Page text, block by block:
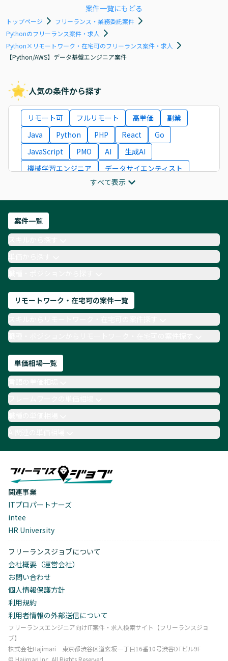
案件一覧にもどる
トップページ
フリーランス・業務委託案件
Pythonのフリーランス案件・求人
Python×リモートワーク・在宅可のフリーランス案件・求人
【Python/AWS】データ基盤エンジニア案件
人気の条件から探す
リモート可 フルリモート 高単価
副業
Java
Python PHP React
Go
JavaScript
PMO AI
生成AI
機械学習エンジニア
データサイエンティスト
ITコンサルタント
フロントエンドエンジニア
ネットワークエンジニア
AIエンジニア
Webデザイナー
月収100万円 業務委託
COBOL
Ruby
TypeScript
Laravel AWS
すべて表示
案件一覧
単価から探す
職種・ポジションから探す
リモートワーク・在宅可の案件一覧
職種・ポジションからリモートワーク・在宅可の案件探す
単価相場一覧
職種の単価相場
AI関連の単価相場
関連事業
ITプロパートナーズ
intee
HR University
フリーランスジョブについて
会社概要（運営会社）
お問い合わせ
個人情報保護方針
利用規約
利用者情報の外部送信について
フリーランスエンジニア向けIT案件・求人検索サイト【フリーランスジョ
ブ】
株式会社Hajimari 東京都渋谷区道玄坂一丁目16番10号渋谷DTビル9F
©︎ Hajimari Inc. All Rights Reserved